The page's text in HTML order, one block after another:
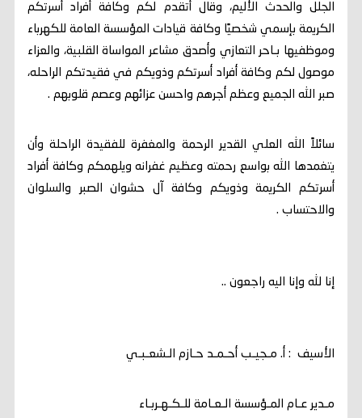
الجلل والحدث الأليم، وقال أتقدم لكم وكافة أفراد أسرتكم
الكريمة بإسمي شخصيًا وكافة قيادات المؤسسة العامة للكهرباء
وموظفيها بـاحر التعازي وأصدق مشاعر المواساة القلبية، والعزاء
موصول لكم وكافة أفراد أسرتكم وذويكم في فقيدتكم الراحله،
صبر الله الجميع وعظم أجرهم واحسن عزائهم وعصم قلوبهم .
سائلاً الله العلي القدير الرحمة والمغفرة للفقيدة الراحلة وأن
يتغمدها الله بواسع رحمته وعظيم غفرانه ويلهمكم وكافة أفراد
أسرتكم الكريمة وذويكم وكافة آل حشوان الصبر والسلوان
والاحتساب .
إنا لله وإنا اليه راجعون ..
الأسيف : أ. مـجيـب أحـمـد حـازم الـشعـبـي
مـدير عـام المـؤسسة الـعـامة للـكـهـربـاء